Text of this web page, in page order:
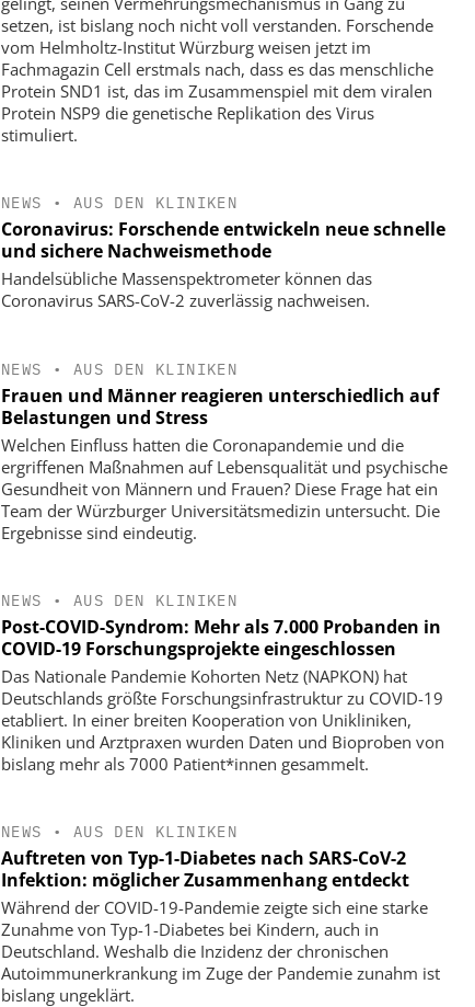
setzen, ist bislang noch nicht voll verstanden. Forschende
vom Helmholtz-Institut Würzburg weisen jetzt im
Fachmagazin Cell erstmals nach, dass es das menschliche
Protein SND1 ist, das im Zusammenspiel mit dem viralen
Protein NSP9 die genetische Replikation des Virus
stimuliert.
NEWS • AUS DEN KLINIKEN
Coronavirus: Forschende entwickeln neue schnelle
und sichere Nachweismethode
Handelsübliche Massenspektrometer können das
Coronavirus SARS-CoV-2 zuverlässig nachweisen.
NEWS • AUS DEN KLINIKEN
Frauen und Männer reagieren unterschiedlich auf
Belastungen und Stress
Welchen Einfluss hatten die Coronapandemie und die
ergriffenen Maßnahmen auf Lebensqualität und psychische
Gesundheit von Männern und Frauen? Diese Frage hat ein
Team der Würzburger Universitätsmedizin untersucht. Die
Ergebnisse sind eindeutig.
NEWS • AUS DEN KLINIKEN
Post-COVID-Syndrom: Mehr als 7.000 Probanden in
COVID-19 Forschungsprojekte eingeschlossen
Das Nationale Pandemie Kohorten Netz (NAPKON) hat
Deutschlands größte Forschungsinfrastruktur zu COVID-19
etabliert. In einer breiten Kooperation von Unikliniken,
Kliniken und Arztpraxen wurden Daten und Bioproben von
bislang mehr als 7000 Patient*innen gesammelt.
NEWS • AUS DEN KLINIKEN
Auftreten von Typ-1-Diabetes nach SARS-CoV-2
Infektion: möglicher Zusammenhang entdeckt
Während der COVID-19-Pandemie zeigte sich eine starke
Zunahme von Typ-1-Diabetes bei Kindern, auch in
Deutschland. Weshalb die Inzidenz der chronischen
Autoimmunerkrankung im Zuge der Pandemie zunahm ist
bislang ungeklärt.